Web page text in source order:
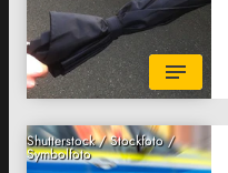
Shutterstock / Stockfoto /
Symbolfoto